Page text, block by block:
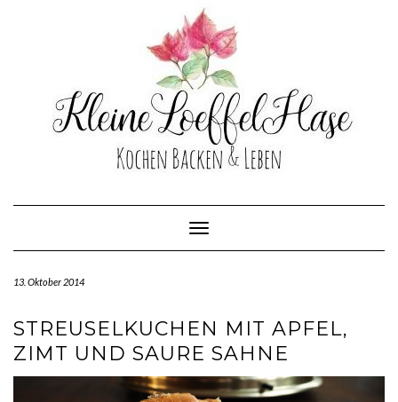
Toggle Navigation
13. Oktober 2014
STREUSELKUCHEN MIT APFEL,
ZIMT UND SAURE SAHNE